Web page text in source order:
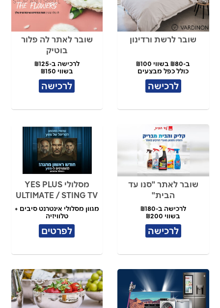
שובר לרשת ורדינון
ב-₪80 בשווי ₪100
כולל כפל מבצעים
לרכישה
שובר לאתר לה פלור
בוטיק
לרכישה ב-₪125
בשווי ₪150
לרכישה
שובר לאתר "סנו עד
הבית"
לרכישה ב-₪180
בשווי ₪200
לרכישה
מסלולי YES PLUS
ULTIMATE / STING TV
מגוון מסלולי אינטרנט סיבים +
טלוויזיה
לפרטים